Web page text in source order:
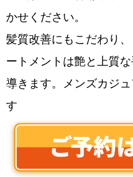
かせください。
髪質改善にもこだわり
ートメントは艶と上質
導きます。メンズカジ
す